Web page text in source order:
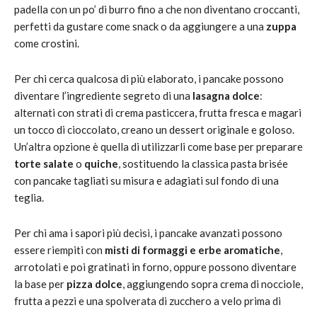
padella con un po’ di burro fino a che non diventano croccanti,
perfetti da gustare come snack o da aggiungere a una zuppa
come crostini.
Per chi cerca qualcosa di più elaborato, i pancake possono
diventare l’ingrediente segreto di una lasagna dolce:
alternati con strati di crema pasticcera, frutta fresca e magari
un tocco di cioccolato, creano un dessert originale e goloso.
Un’altra opzione è quella di utilizzarli come base per preparare
torte salate o quiche, sostituendo la classica pasta brisée
con pancake tagliati su misura e adagiati sul fondo di una
teglia.
Per chi ama i sapori più decisi, i pancake avanzati possono
essere riempiti con misti di formaggi e erbe aromatiche,
arrotolati e poi gratinati in forno, oppure possono diventare
la base per pizza dolce, aggiungendo sopra crema di nocciole,
frutta a pezzi e una spolverata di zucchero a velo prima di